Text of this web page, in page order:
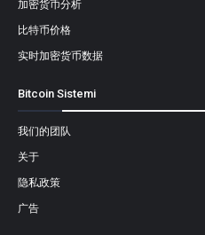
加密货币分析
比特币价格
实时加密货币数据
Bitcoin Sistemi
我们的团队
关于
隐私政策
广告